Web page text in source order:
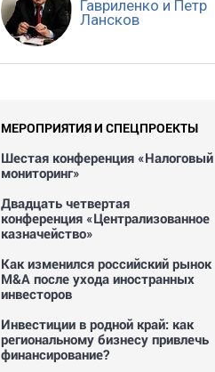
Гавриленко и Петр
Лансков
МЕРОПРИЯТИЯ И СПЕЦПРОЕКТЫ
Шестая конференция «Налоговый
мониторинг»
Двадцать четвертая
конференция «Централизованное
казначейство»
Как изменился российский рынок
M&A после ухода иностранных
инвесторов
Инвестиции в родной край: как
региональному бизнесу привлечь
финансирование?